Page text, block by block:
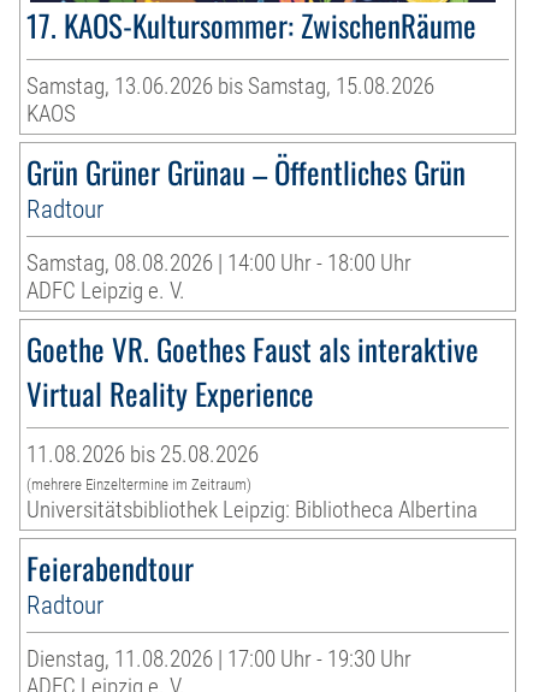
17. KAOS-Kultursommer: ZwischenRäume
Samstag, 13.06.2026 bis Samstag, 15.08.2026
KAOS
Grün Grüner Grünau – Öffentliches Grün
Radtour
Samstag, 08.08.2026 | 14:00 Uhr - 18:00 Uhr
ADFC Leipzig e. V.
Goethe VR. Goethes Faust als interaktive
Virtual Reality Experience
11.08.2026 bis 25.08.2026
(mehrere Einzeltermine im Zeitraum)
Universitätsbibliothek Leipzig: Bibliotheca Albertina
Feierabendtour
Radtour
Dienstag, 11.08.2026 | 17:00 Uhr - 19:30 Uhr
ADFC Leipzig e. V.